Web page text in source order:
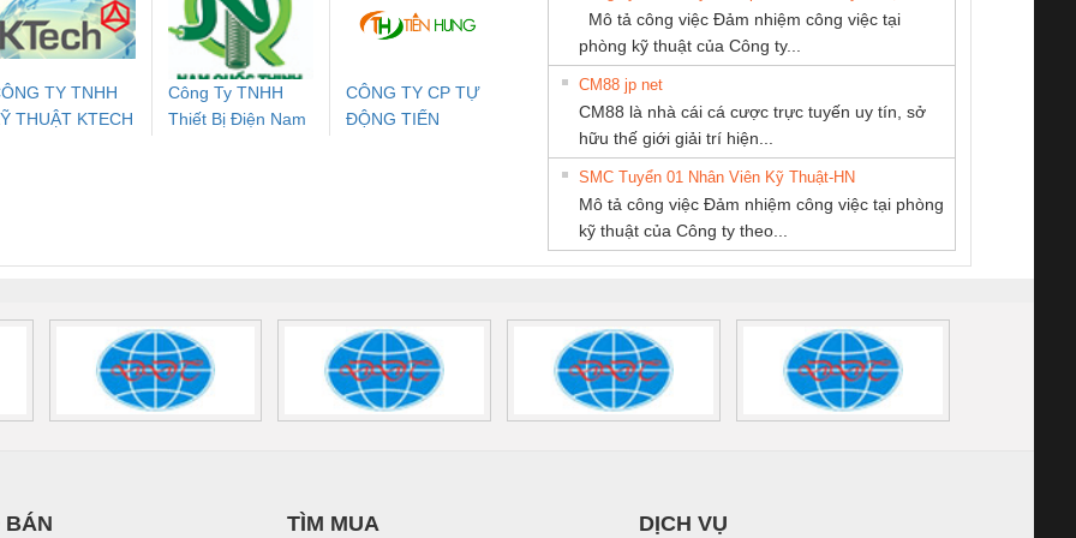
- 2981059
Điện AC
Mô-đun Ắc Quy UPS
2708863
24DC/FSP/2X1/1X2
Rơ Le An Toàn
Bộ giám sát chuỗi
tấm pin
TRANSCLINIC 16I+
1K5 H (2502520000)
điện TRANSCLINIC
BKE 1K5.4
(7791400879)2. Giá
Nẹp nhôm chống
trơn Đà Nẵng
TY TNHH
THUẬT KTECH
Công Ty TNHH
Thiết Bị Điện Nam
CÔNG TY CP TỰ
ĐỘNG TIẾN
CÔNG TY TNHH
THIẾT BỊ CÔNG
NGHIỆP NIHON
SETSUBI VIỆT
THƯƠNG MẠI
DỊCH VỤ KỸ
THUẬT ĐIỆN CƠ
GIA HƯNG PHÁT
Thương Mại SX
Mô tả công việc Đảm nhiệm công việc tại
phòng kỹ thuật của Công ty...
CM88 jp net
CM88 là nhà cái cá cược trực tuyến uy tín, sở
hữu thế giới giải trí hiện...
SMC Tuyển 01 Nhân Viên Kỹ Thuật-HN
Mô tả công việc Đảm nhiệm công việc tại phòng
kỹ thuật của Công ty theo...
BÁN TÌM MUA DỊCH VỤ